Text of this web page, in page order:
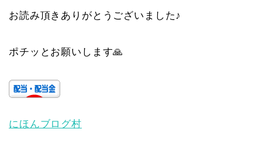
お読み頂きありがとうございました♪
ポチッとお願いします🙏
にほんブログ村